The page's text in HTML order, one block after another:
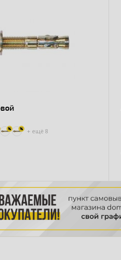
+ ещё 8